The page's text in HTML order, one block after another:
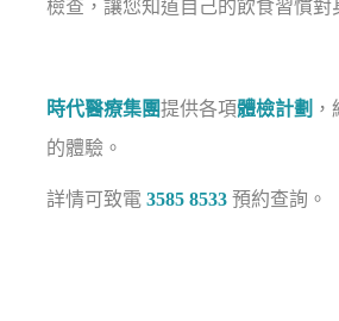
檢查，讓您知道自己的飲食習慣對
時代醫療集團提供各項體檢計劃
的體驗。
詳情可致電3585 8533 預約查詢。